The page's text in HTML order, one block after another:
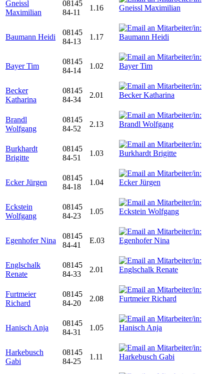
Gneissl
Maximilian
08145
84-11
1.16
Baumann Heidi
08145
84-13
1.17
Bayer Tim
08145
84-14
1.02
Becker
Katharina
08145
84-34
2.01
Brandl
Wolfgang
08145
84-52
2.13
Burkhardt
Brigitte
08145
84-51
1.03
Ecker Jürgen
08145
84-18
1.04
Eckstein
Wolfgang
08145
84-23
1.05
Egenhofer Nina
08145
84-41
E.03
Englschalk
Renate
08145
84-33
2.01
Furtmeier
Richard
08145
84-20
2.08
Hanisch Anja
08145
84-31
1.05
Harkebusch
Gabi
08145
84-25
1.11